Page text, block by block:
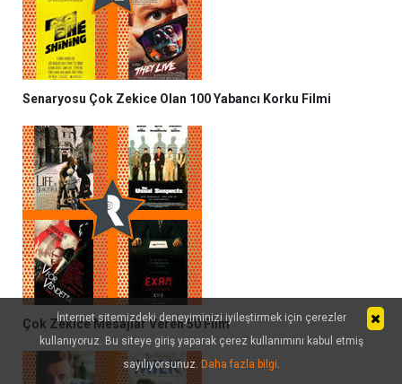
Senaryosu Çok Zekice Olan 100 Yabancı Korku Filmi
Çok Zekice Mesajlar Veren 50 Film
İnternet sitemizdeki deneyiminizi iyileştirmek için çerezler
kullanıyoruz. Bu siteye giriş yaparak çerez kullanımını kabul etmiş
sayılıyorsunuz. Daha fazla bilgi.